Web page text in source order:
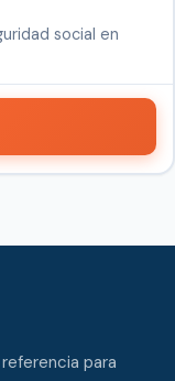
social en
para